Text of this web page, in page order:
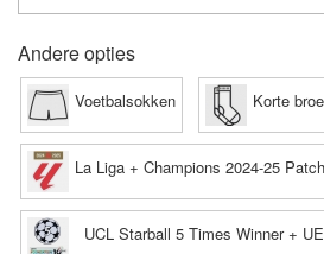
Andere opties
Voetbalsokken Korte
La Liga + Champions 2024-25
UCL Starball 5 Times Winner +